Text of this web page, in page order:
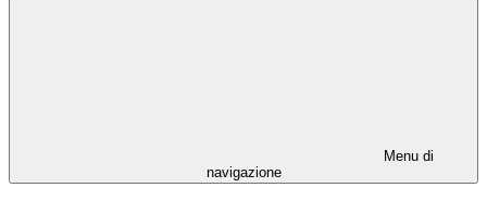
Menu di
navigazione